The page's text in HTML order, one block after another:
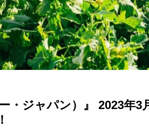
・ジャパン）』 2023年3